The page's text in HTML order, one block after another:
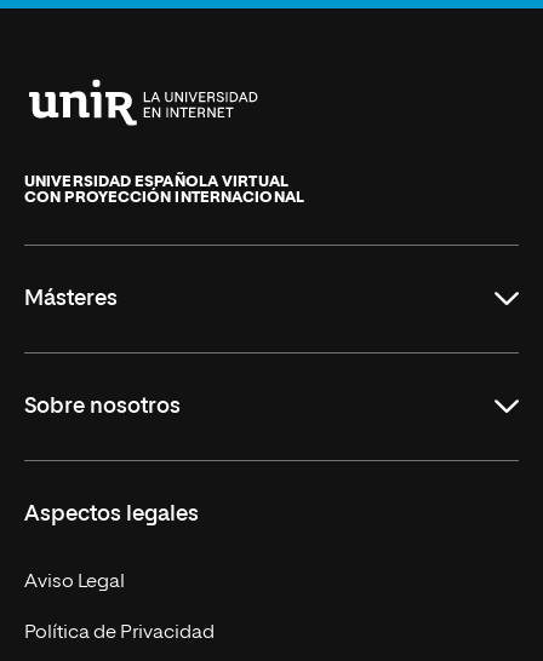
de
La
UNIVERSIDAD ESPAÑOLA VIRTUAL
CON PROYECCIÓN INTERNACIONAL
Másteres
Derecho
Empresa
MBA
Marketing y Comunicación
Sobre nosotros
Nuestro Equipo
Contacto
Aspectos legales
Aviso Legal
Política de Privacidad